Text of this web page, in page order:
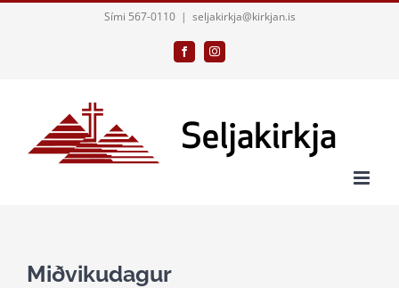
Sími 567-0110 | seljakirkja@kirkjan.is
FacebookInstagram
Miðvikudagur